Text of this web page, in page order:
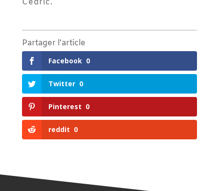
Cédric.
Partager l’article
Facebook 0
Twitter 0
Pinterest 0
reddit 0